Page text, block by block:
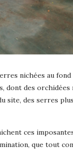
nichées au fond
dont des
site, des serres
ces
que tout